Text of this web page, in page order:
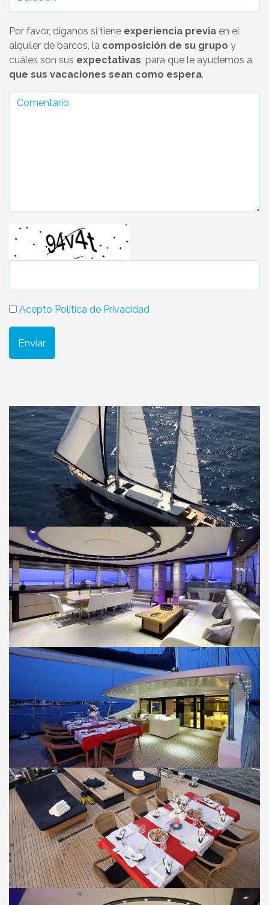
Por favor, díganos si tiene experiencia previa en el
alquiler de barcos, la composición de su grupo y
cuáles son sus expectativas, para que le ayudemos a
que sus vacaciones sean como espera.
Acepto Política de Privacidad